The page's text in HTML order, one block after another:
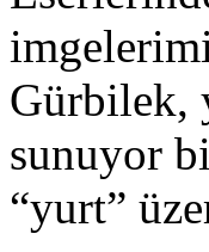
Gürbilek,
sunuyor
“yurt”